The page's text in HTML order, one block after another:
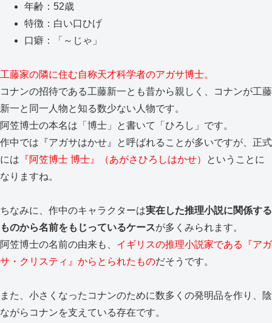
年齢：52歳
特徴：白い口ひげ
口癖：「～じゃ」
工藤家の隣に住む自称天才科学者のアガサ博士。
コナンの招待である工藤新一とも昔から親しく、コナンが工藤
新一と同一人物と知る数少ない人物です。
阿笠博士の本名は「博士」と書いて「ひろし」です。
作中では『アガサはかせ』と呼ばれることが多いですが、正式
には 『阿笠博士 博士』（あがさひろしはかせ）
ということに
なりますね。
ちなみに、作中のキャラクターは実在した推理小説に関係する
ものから名前をもじっているケースが多くみられます。
阿笠博士の名前の由来も、 イギリスの推理小説家である『アガ
サ・クリスティ』からとられたものだそうです。
また、小さくなったコナンのために数多くの発明品を作り、陰
ながらコナンを支えている存在です。